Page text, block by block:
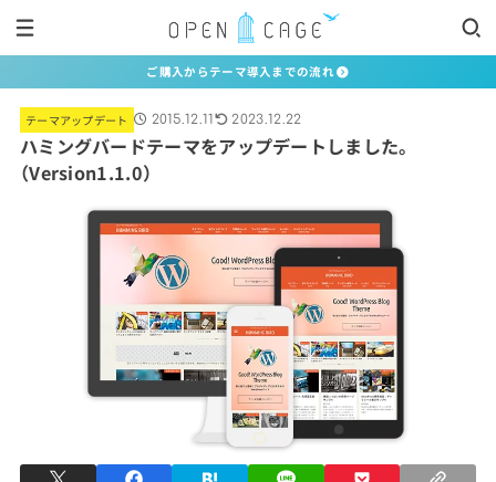
ご購入からテーマ導入までの流れ
テーマアップデート 2015.12.11 2023.12.22
ハミングバードテーマをアップデートしました。
（Version1.1.0）